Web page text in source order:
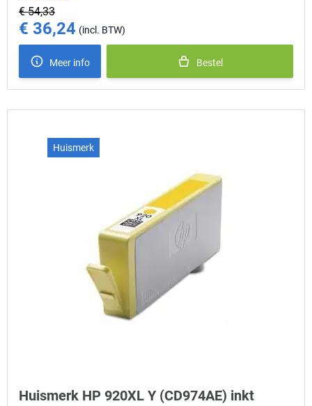
€ 54,33
Special Price
€ 36,24
Meer info Bestel
Huismerk
Huismerk HP 920XL Y (CD974AE) inkt